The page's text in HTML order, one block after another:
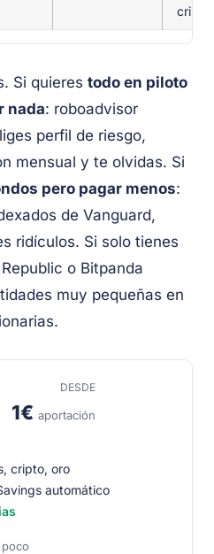
cripto)
Si quieres todo en piloto
nada: roboadvisor
perfil de riesgo,
mensual y te olvidas. Si
pero pagar menos:
de Vanguard,
ridículos. Si solo tienes
o Bitpanda
muy pequeñas en
DESDE
1€ aportación
cripto, oro
automático